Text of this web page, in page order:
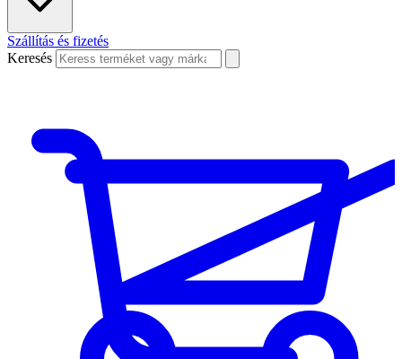
Szállítás és fizetés
Keresés